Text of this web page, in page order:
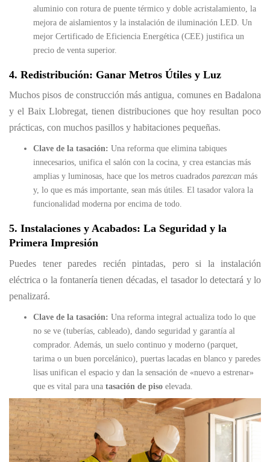
aluminio con rotura de puente térmico y doble acristalamiento, la
mejora de aislamientos y la instalación de iluminación LED. Un
mejor Certificado de Eficiencia Energética (CEE) justifica un
precio de venta superior.
4. Redistribución: Ganar Metros Útiles y Luz
Muchos pisos de construcción más antigua, comunes en Badalona
y el Baix Llobregat, tienen distribuciones que hoy resultan poco
prácticas, con muchos pasillos y habitaciones pequeñas.
Clave de la tasación: Una reforma que elimina tabiques
innecesarios, unifica el salón con la cocina, y crea estancias más
amplias y luminosas, hace que los metros cuadrados parezcan más
y, lo que es más importante, sean más útiles. El tasador valora la
funcionalidad moderna por encima de todo.
5. Instalaciones y Acabados: La Seguridad y la
Primera Impresión
Puedes tener paredes recién pintadas, pero si la instalación
eléctrica o la fontanería tienen décadas, el tasador lo detectará y lo
penalizará.
Clave de la tasación: Una reforma integral actualiza todo lo que
no se ve (tuberías, cableado), dando seguridad y garantía al
comprador. Además, un suelo continuo y moderno (parquet,
tarima o un buen porcelánico), puertas lacadas en blanco y paredes
lisas unifican el espacio y dan la sensación de «nuevo a estrenar»
que es vital para una tasación de piso elevada.